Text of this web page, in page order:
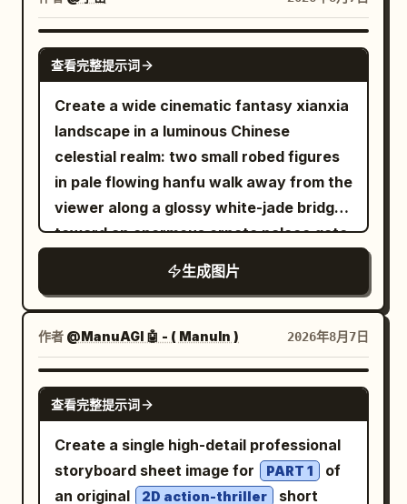
GPT IMAGE 2
查看完整提示词
Create a wide cinematic fantasy xianxia
landscape in a luminous Chinese
celestial realm: two small robed figures
in pale flowing hanfu walk away from the
viewer along a glossy white-jade bridge
toward an enormous ornate palace gate
rising from a mirror-still lotus lake. The
architecture is symmetrical and
monumental, made of white marble and
translucent turquoise jade, with carved
pillars, filigree reliefs, layered teal
glazed roofs, upturned eaves, hanging
lanterns, and a huge circular moon-gate
at the center decorated with floral vines
and topped by a large lotus ornament.
Include exactly two visible human
生成图片
作者 @ManuAGI 🤖 - ( ManuIn ) 2026年8月7日
GPT IMAGE 2
查看完整提示词
Create a single high-detail professional
storyboard sheet image for
PART 1
of
an original
2D action-thriller
short